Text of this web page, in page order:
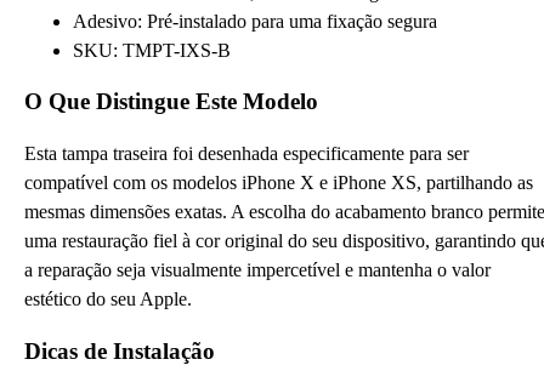
Adesivo: Pré-instalado para uma fixação segura
SKU: TMPT-IXS-B
O Que Distingue Este Modelo
Esta tampa traseira foi desenhada especificamente para ser
compatível com os modelos iPhone X e iPhone XS, partilhando as
mesmas dimensões exatas. A escolha do acabamento branco permite
uma restauração fiel à cor original do seu dispositivo, garantindo
a reparação seja visualmente impercetível e mantenha o valor
estético do seu Apple.
Dicas de Instalação